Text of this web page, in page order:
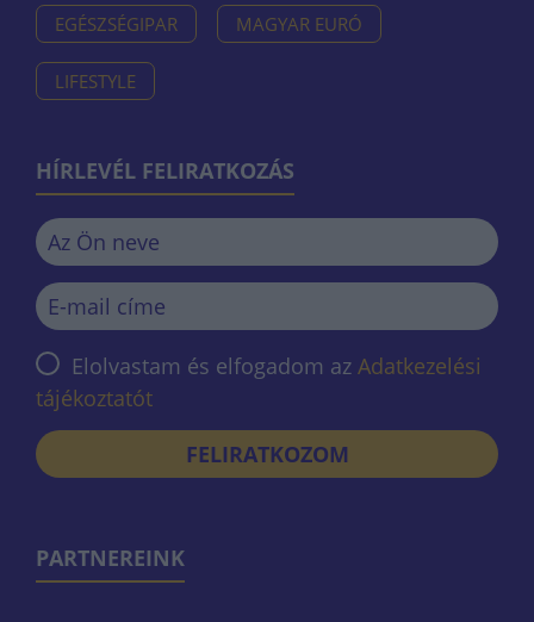
EGÉSZSÉGIPAR MAGYAR EURÓ
LIFESTYLE
HÍRLEVÉL FELIRATKOZÁS
Elolvastam és elfogadom az Adatkezelési
tájékoztatót
FELIRATKOZOM
PARTNEREINK